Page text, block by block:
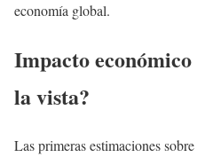
economía global.
Impacto
la vista?
Las primeras estimaciones sobre